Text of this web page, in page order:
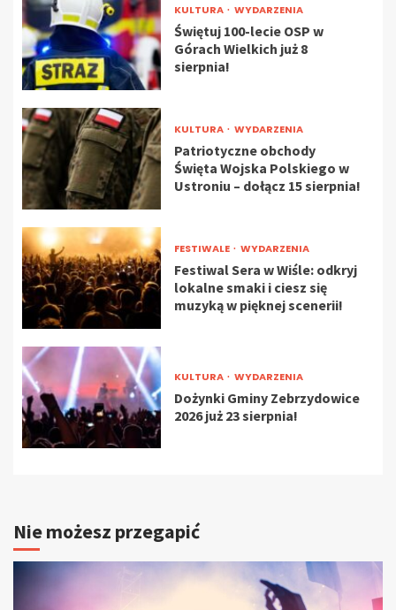
KULTURA WYDARZENIA
Świętuj 100-lecie OSP w
Górach Wielkich już 8
sierpnia!
KULTURA WYDARZENIA
Patriotyczne obchody
Święta Wojska Polskiego w
Ustroniu – dołącz 15 sierpnia!
FESTIWALE WYDARZENIA
Festiwal Sera w Wiśle: odkryj
lokalne smaki i ciesz się
muzyką w pięknej scenerii!
KULTURA WYDARZENIA
Dożynki Gminy Zebrzydowice
2026 już 23 sierpnia!
Nie możesz przegapić